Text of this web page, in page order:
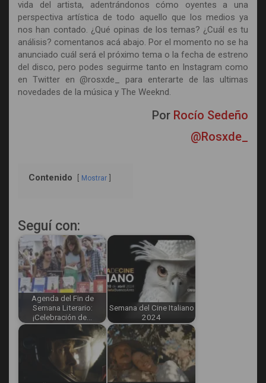
vida del artista, adentrándonos cómo oyentes a una
perspectiva artística de todo aquello que los medios ya
nos han contado. ¿Qué opinas de los temas? ¿Cuál es tu
análisis? comentanos acá abajo. Por el momento no se ha
anunciado cuál será el próximo tema o la fecha de estreno
del disco, pero podes seguirme tanto en Instagram como
en Twitter en @rosxde_ para enterarte de las ultimas
novedades de la música y The Weeknd.
Por Rocío Sedeño
@Rosxde_
Contenido Mostrar
Seguí con:
Agenda del Fin de
Semana Literario:
¡Celebración de…
Semana del Cine Italiano
2024